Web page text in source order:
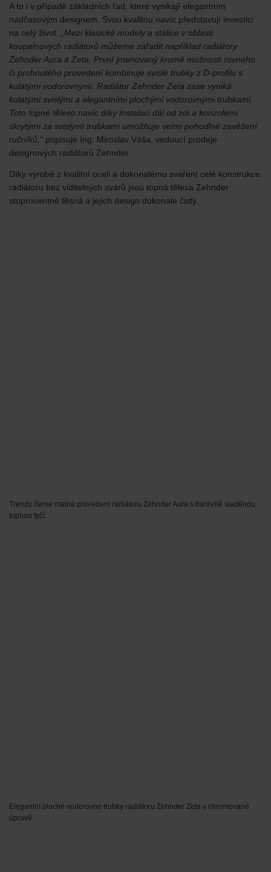
A to i v případě základních řad, které vynikají elegantním
nadčasovým designem. Svou kvalitou navíc představují investici
na celý život.
„Mezi klasické modely a stálice v oblasti
koupelnových radiátorů můžeme zařadit například radiátory
Zehnder Aura a Zeta. První jmenovaný kromě možnosti rovného
či prohnutého provedení kombinuje svislé trubky z D-profilu s
kulatými vodorovnými. Radiátor Zehnder Zeta zase vyniká
kulatými svislými a elegantními plochými vodorovnými trubkami.
Toto topné těleso navíc díky instalaci dál od zdi a konzolemi
skrytými za svislými trubkami umožňuje velmi pohodlné zavěšení
ručníků,“ popisuje Ing. Miroslav Váša, vedoucí prodeje
designových radiátorů Zehnder.
Díky výrobě z kvalitní oceli a dokonalému svaření celé konstrukce
radiátoru bez viditelných svárů jsou topná tělesa Zehnder
stoprocentně těsná a jejich design dokonale čistý.
Trendy černé matné provedení radiátoru Zehnder Aura s barevně sladěnou
topnou tyčí.
Elegantní ploché vodorovné trubky radiátoru Zehnder Zeta v chromované
úpravě.